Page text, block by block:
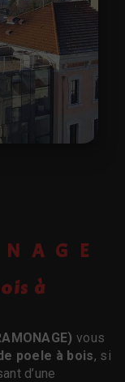
vous
poele à bois, si
d’une